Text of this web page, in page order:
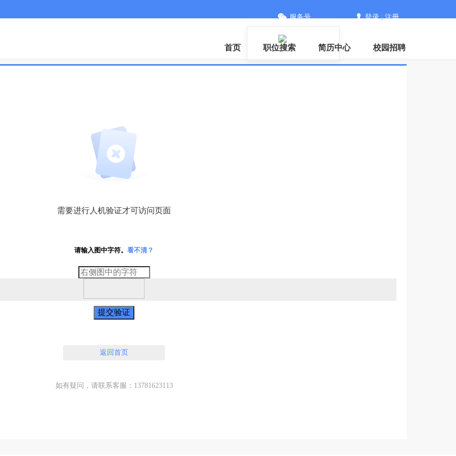
服务号 登录|注册
首页 职位搜索 简历中心 校园招聘
需要进行人机验证才可访问页面
请输入图中字符。 看不清？
提交验证
返回首页
如有疑问，请联系客服：13781623113